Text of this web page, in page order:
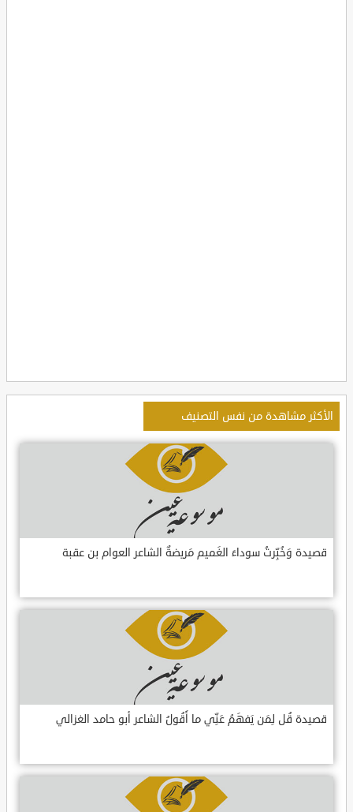
الأكثر مشاهدة من نفس التصنيف
قصيدة وَخُبِّرتُ سوداءَ الغَميم مَريضةٌ الشاعر العوام بن عقبة
قصيدة قُل لِمَن يَفهَمُ عَنِّي ما أَقُولُ الشاعر أبو حامد الغزالي